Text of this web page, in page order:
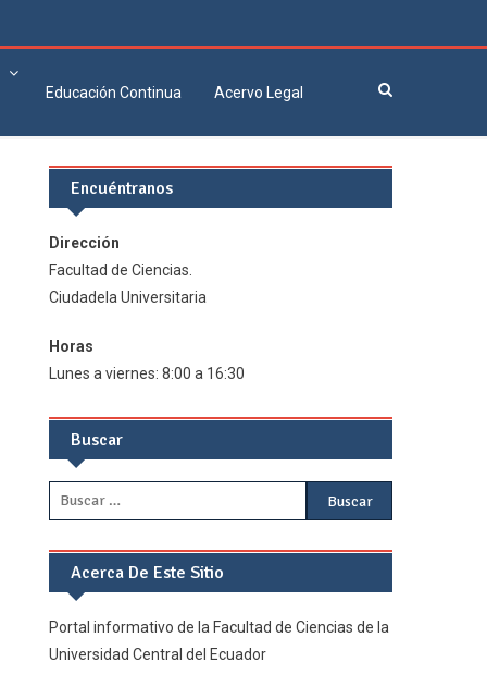
Educación Continua Acervo Legal
Encuéntranos
Dirección
Facultad de Ciencias.
Ciudadela Universitaria
Horas
Lunes a viernes: 8:00 a 16:30
Buscar
Buscar:
Acerca De Este Sitio
Portal informativo de la Facultad de Ciencias de la
Universidad Central del Ecuador